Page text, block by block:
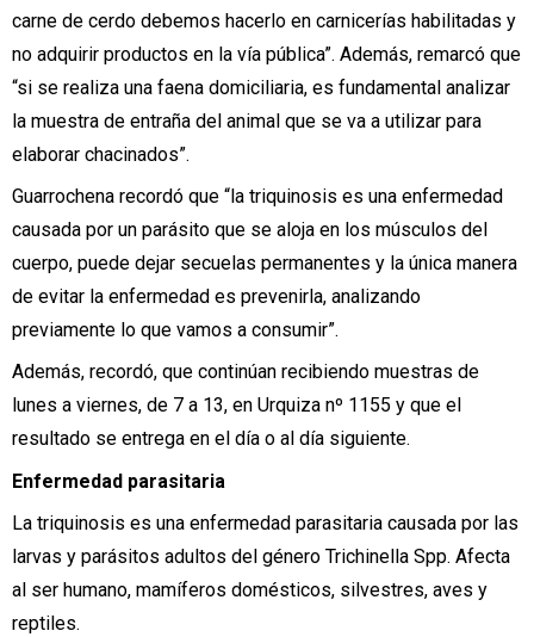
carne de cerdo debemos hacerlo en carnicerías habilitadas y
no adquirir productos en la vía pública”. Además, remarcó que
“si se realiza una faena domiciliaria, es fundamental analizar
la muestra de entraña del animal que se va a utilizar para
elaborar chacinados”.
Guarrochena recordó que “la triquinosis es una enfermedad
causada por un parásito que se aloja en los músculos del
cuerpo, puede dejar secuelas permanentes y la única manera
de evitar la enfermedad es prevenirla, analizando
previamente lo que vamos a consumir”.
Además, recordó, que continúan recibiendo muestras de
lunes a viernes, de 7 a 13, en Urquiza nº 1155 y que el
resultado se entrega en el día o al día siguiente.
Enfermedad parasitaria
La triquinosis es una enfermedad parasitaria causada por las
larvas y parásitos adultos del género Trichinella Spp. Afecta
al ser humano, mamíferos domésticos, silvestres, aves y
reptiles.